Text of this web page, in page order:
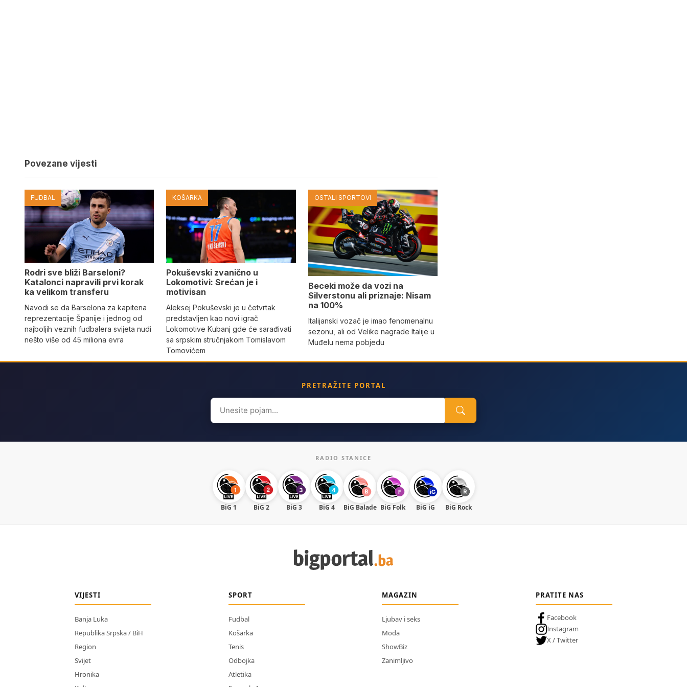
Povezane vijesti
FUDBAL
Rodri sve bliži Barseloni?
Katalonci napravili prvi korak
ka velikom transferu
Navodi se da Barselona za kapitena
reprezentacije Španije i jednog od
najboljih veznih fudbalera svijeta nudi
nešto više od 45 miliona evra
KOŠARKA
Pokuševski zvanično u
Lokomotivi: Srećan je i
motivisan
Aleksej Pokuševski je u četvrtak
predstavljen kao novi igrač
Lokomotive Kubanj gde će sarađivati
sa srpskim stručnjakom Tomislavom
Tomovićem
OSTALI SPORTOVI
Beceki može da vozi na
Silverstonu ali priznaje: Nisam
na 100%
Italijanski vozač je imao fenomenalnu
sezonu, ali od Velike nagrade Italije u
Muđelu nema pobjedu
PRETRAŽITE PORTAL
Search
for:
RADIO STANICE
BiG 1 BiG 2 BiG 3 BiG 4 BiG Balade BiG Folk BiG iG BiG Rock
VIJESTI
Banja Luka
Republika Srpska / BiH
Region
Svijet
Hronika
SPORT
Fudbal
Košarka
Tenis
Odbojka
Atletika
MAGAZIN
Ljubav i seks
Moda
ShowBiz
Zanimljivo
PRATITE NAS
Facebook
Instagram
X / Twitter